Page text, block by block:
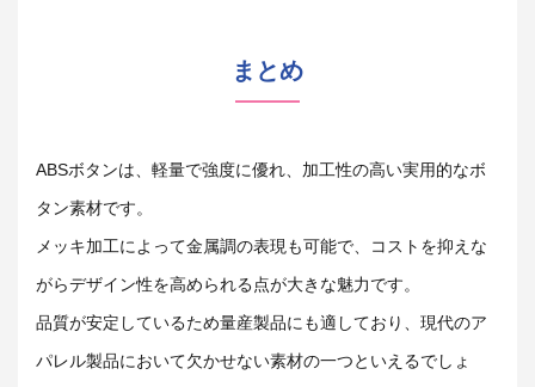
まとめ
ABSボタンは、軽量で強度に優れ、加工性の高い実用的なボ
タン素材です。
メッキ加工によって金属調の表現も可能で、コストを抑えな
がらデザイン性を高められる点が大きな魅力です。
品質が安定しているため量産製品にも適しており、現代のア
パレル製品において欠かせない素材の一つといえるでしょ